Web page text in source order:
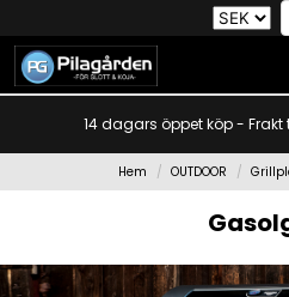
14 dagars öppet köp - Frakt
Hem OUTDOOR